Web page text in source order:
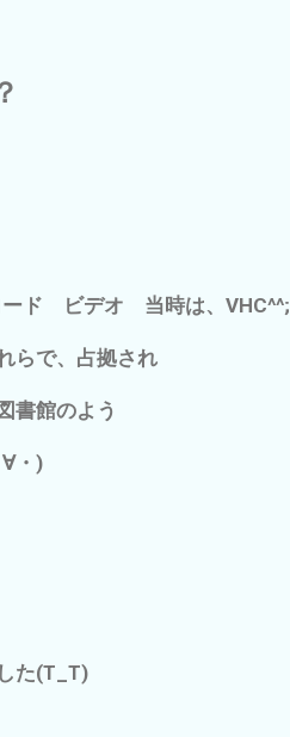
ド ビデオ 当時は、VHC^^;
らで、占拠され
書館のよう
・)
た(T_T)